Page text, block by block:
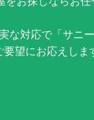
な対応で「サニ
要望にお応えしま